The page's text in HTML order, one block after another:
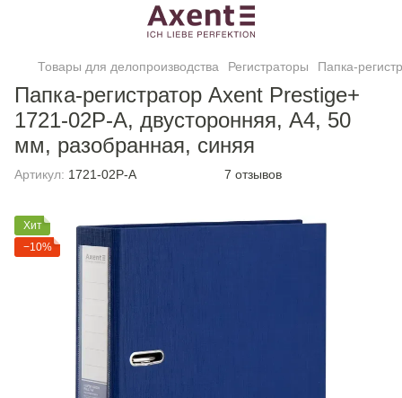
Товары для делопроизводства Регистраторы Папка-
Папка-регистратор Axent Prestige+
1721-02P-A, двусторонняя, A4, 50
мм, разобранная, синяя
Артикул: 1721-02P-A 7 отзывов
Хит
−10%